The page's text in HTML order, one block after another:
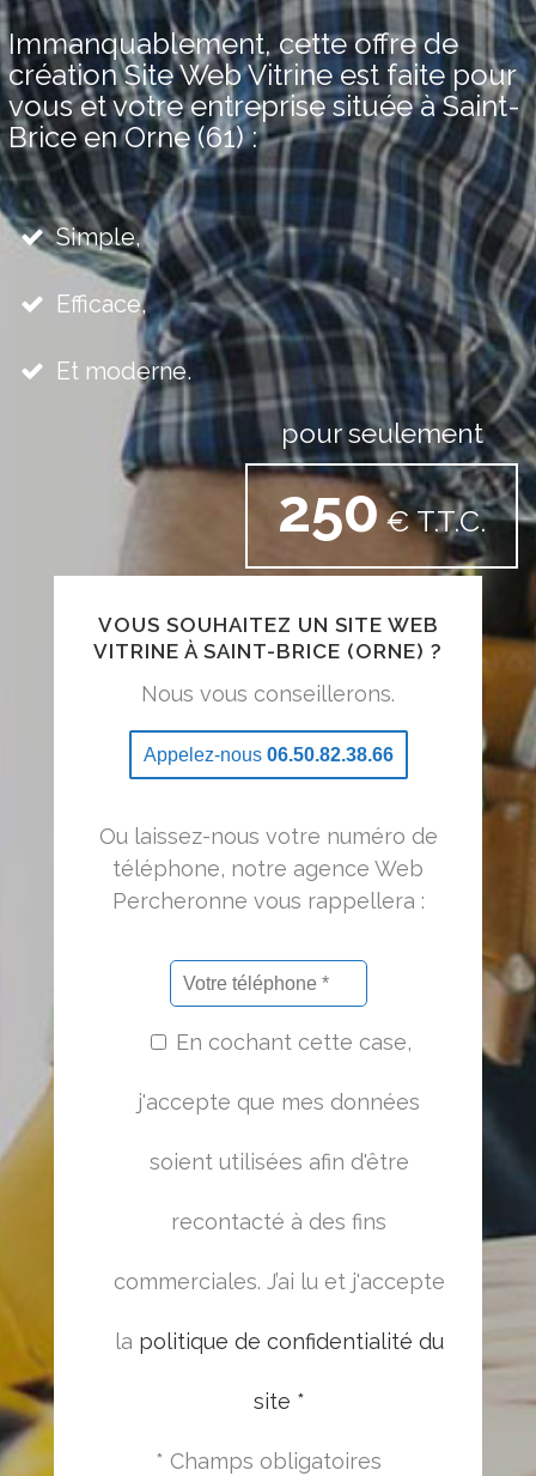
Immanquablement, cette offre de
création Site Web Vitrine est faite pour
vous et votre entreprise située à Saint-
Brice en Orne (61) :
Simple,
Efficace,
Et moderne.
pour seulement
250€ T.T.C.
VOUS SOUHAITEZ UN SITE WEB
VITRINE À SAINT-BRICE (ORNE) ?
Nous vous conseillerons.
Appelez-nous 06.50.82.38.66
Ou laissez-nous votre numéro de
téléphone, notre agence Web
Percheronne vous rappellera :
En cochant cette case,
j'accepte que mes données
soient utilisées afin d'être
recontacté à des fins
commerciales. J’ai lu et j'accepte
la politique de confidentialité du
site *
* Champs obligatoires